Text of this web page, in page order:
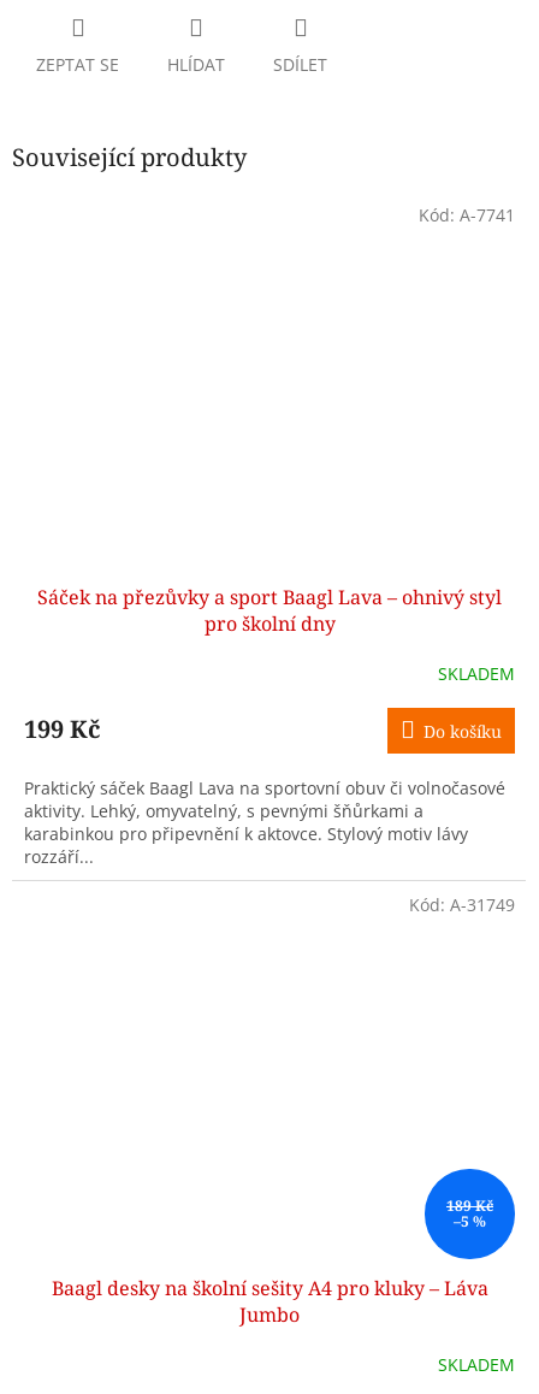
ZEPTAT SE HLÍDAT SDÍLET
Související produkty
Sáček na přezůvky a sport Baagl Lava – ohnivý styl
pro školní dny
SKLADEM
199 Kč Do košíku
Praktický sáček Baagl Lava na sportovní obuv či volnočasové
aktivity. Lehký, omyvatelný, s pevnými šňůrkami a
karabinkou pro připevnění k aktovce. Stylový motiv lávy
rozzáří...
Kód: A-7741
189 Kč
–5 %
Baagl desky na školní sešity A4 pro kluky – Láva
Jumbo
SKLADEM
Kód: A-31749